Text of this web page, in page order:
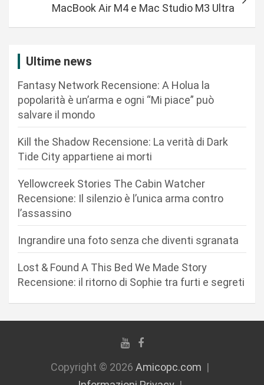
a
MacBook Air M4 e Mac Studio M3 Ultra
Ultime news
Fantasy Network Recensione: A Holua la
popolarità è un’arma e ogni “Mi piace” può
salvare il mondo
Kill the Shadow Recensione: La verità di Dark
Tide City appartiene ai morti
Yellowcreek Stories The Cabin Watcher
Recensione: Il silenzio è l’unica arma contro
l’assassino
Ingrandire una foto senza che diventi sgranata
Lost & Found A This Bed We Made Story
Recensione: il ritorno di Sophie tra furti e segreti
Copyright © 2026 Amicopc.com